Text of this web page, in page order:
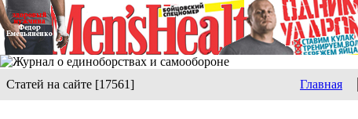
Статей на сайте [17561] Главная